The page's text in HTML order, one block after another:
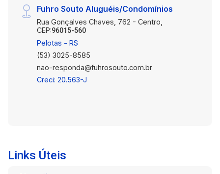
comodidade de ter tudo ao seu alcance, em uma
região valorizada e com excelente
infraestrutura. Não perca esta oportunidade!
Entre em contato e agende sua visita para
conhecer este apartamento de perto.
Fuhro Souto Aluguéis/Condomínios
Rua Gonçalves Chaves, 762 - Centro,
CEP:96015-560
Pelotas - RS
(53) 3025-8585
nao-responda@fuhrosouto.com.br
Creci: 20.563-J
Links Úteis